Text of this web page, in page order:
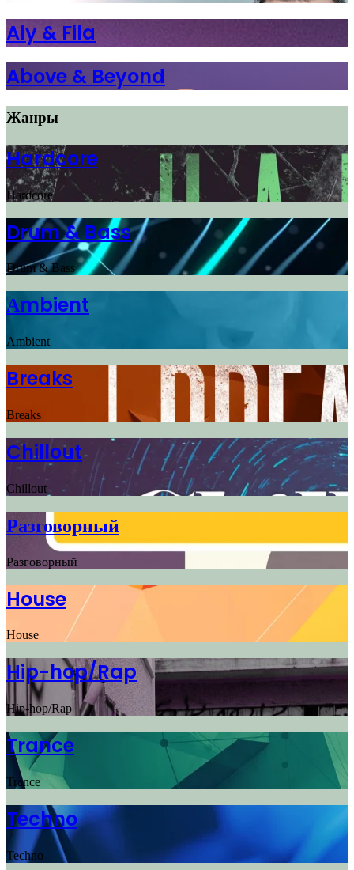
Aly & Fila
Above & Beyond
Жанры
Hardcore
Hardcore
Drum & Bass
Drum & Bass
Аmbient
Аmbient
Breaks
Breaks
Chillout
Chillout
Разговорный
Разговорный
House
House
Hip-hop/Rap
Hip-hop/Rap
Trance
Trance
Techno
Techno